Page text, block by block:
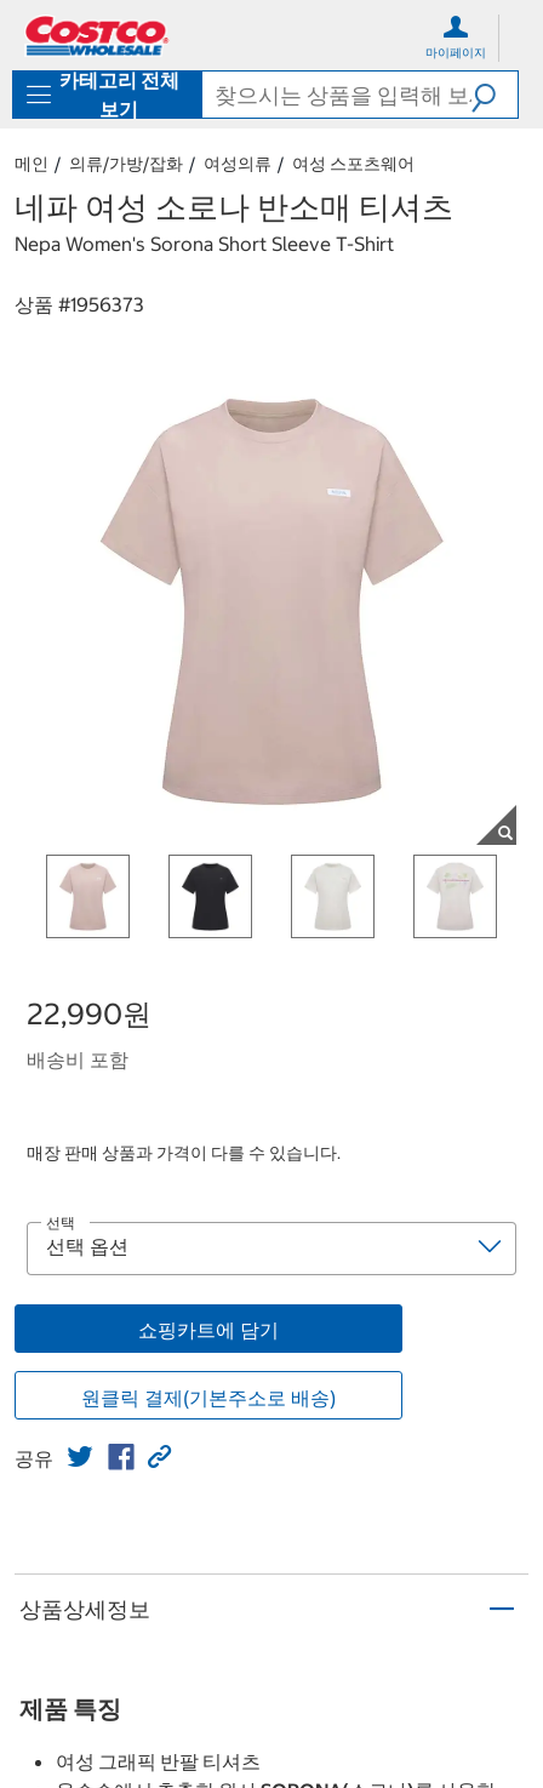
로
기
가
마이페이지
카테고리 전체
보기
메인 의류/가방/잡화 여성의류 여성 스포츠웨어
네파 여성 소로나 반소매 티셔츠
Nepa Women's Sorona Short Sleeve T-Shirt
상품 #1956373
22,990원
배송비 포함
매장 판매 상품과 가격이 다를 수 있습니다.
선택
쇼핑카트에 담기
원클릭 결제(기본주소로 배송)
공유
상품상세정보
제품 특징
여성 그래픽 반팔 티셔츠